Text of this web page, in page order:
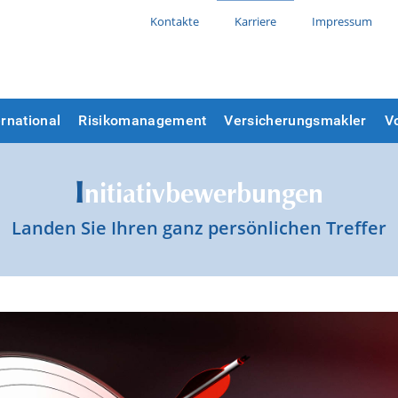
Kontakte Karriere Impressum
Risikomanagement Versicherungsmakler
Initiativbewerbungen
Landen Sie Ihren ganz persönlichen Treffer